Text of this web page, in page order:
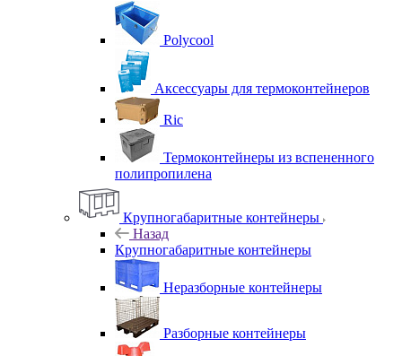
Polycool
Аксессуары для термоконтейнеров
Ric
Термоконтейнеры из вспененного
полипропилена
Крупногабаритные контейнеры
Назад
Крупногабаритные контейнеры
Неразборные контейнеры
Разборные контейнеры